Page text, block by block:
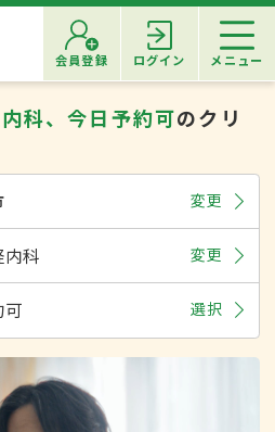
会員登録 ログイン メニュー
科、今日予約可のクリ
変更
科 変更
可 選択